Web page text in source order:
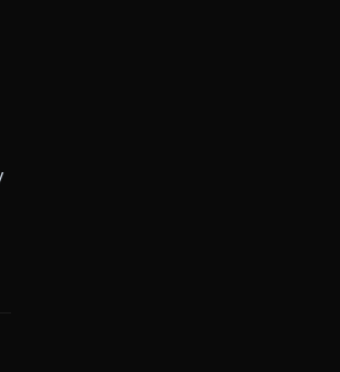
asistente
turno
y rechazar